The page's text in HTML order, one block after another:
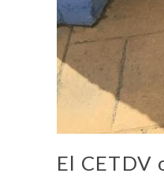
El CETDV